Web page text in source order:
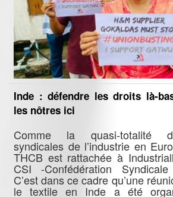
Inde : défendre les droits là-
les nôtres ici
Comme la quasi-totalité
syndicales de l’industrie en
THCB est rattachée à
CSI -Confédération Syndicale
C’est dans ce cadre qu’une
le textile en Inde a été